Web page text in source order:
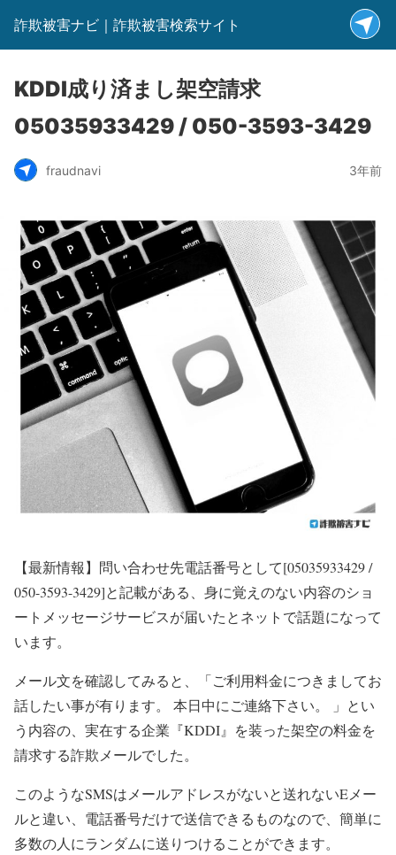
詐欺被害ナビ｜詐欺被害検索サイト
KDDI成り済まし架空請求
05035933429 / 050-3593-3429
fraudnavi 3年前
【最新情報】 問い合わせ先電話番号として[05035933429 /
050-3593-3429]と記載がある、身に覚えのない内容のショ
ートメッセージサービスが届いたとネットで話題になって
います。
メール文を確認してみると、「ご利用料金につきましてお
話したい事が有ります。 本日中にご連絡下さい。 」とい
う内容の、実在する企業『KDDI』を装った架空の料金を
請求する詐欺メールでした。
このようなSMSはメールアドレスがないと送れないEメー
ルと違い、電話番号だけで送信できるものなので、簡単に
多数の人にランダムに送りつけることができます。